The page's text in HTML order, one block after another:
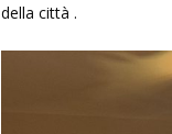
della città .